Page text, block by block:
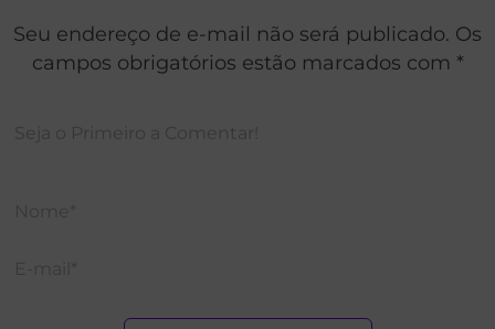
Seu endereço de e-mail não será publicado. Os
campos obrigatórios estão marcados com *